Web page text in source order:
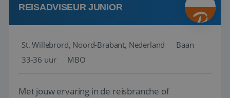
boeken! ...
REISADVISEUR JUNIOR
St. Willebrord, Noord-Brabant, Nederland
Baan
33-36 uur
MBO
Met jouw ervaring in de reisbranche of